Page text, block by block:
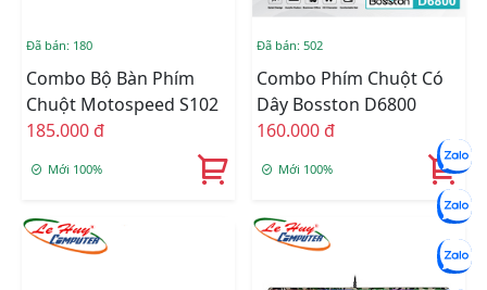
Đã bán: 180
Combo Bộ Bàn Phím
Chuột Motospeed S102
185.000 đ
Mới 100%
Đã bán: 502
Combo Phím Chuột Có
Dây Bosston D6800
160.000 đ
Mới 100%